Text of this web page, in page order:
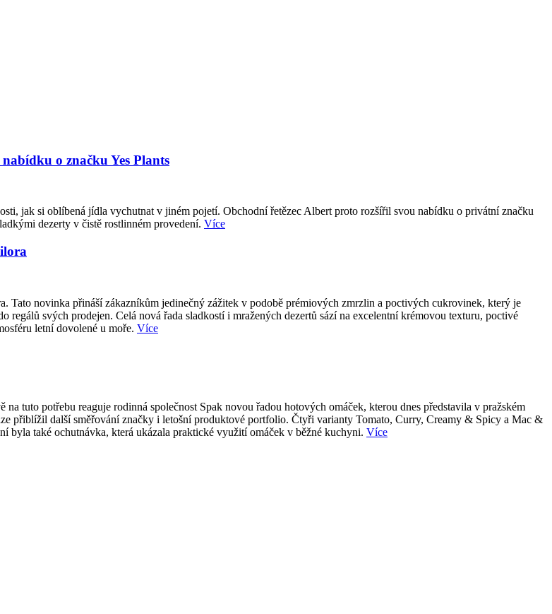
o značku Yes Plants
jak si oblíbená jídla vychutnat v jiném pojetí. Obchodní řetězec Albert proto rozšířil svou nabídku o privátní značku
dezerty v čistě rostlinném provedení. Více
novinka přináší zákazníkům jedinečný zážitek v podobě prémiových zmrzlin a poctivých cukrovinek, který je
svých prodejen. Celá nová řada sladkostí i mražených dezertů sází na excelentní krémovou texturu, poctivé
letní dovolené u moře. Více
tuto potřebu reaguje rodinná společnost Spak novou řadou hotových omáček, kterou dnes představila v pražském
přiblížil další směřování značky i letošní produktové portfolio. Čtyři varianty Tomato, Curry, Creamy & Spicy a Mac &
byla také ochutnávka, která ukázala praktické využití omáček v běžné kuchyni. Více